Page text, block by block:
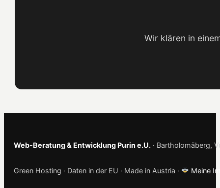
Wir klären in
Web-Beratung & Entwicklung Purin e.U. · Bartholomäberg,
Green Hosting · Daten in der EU · Made in Austria · Meine